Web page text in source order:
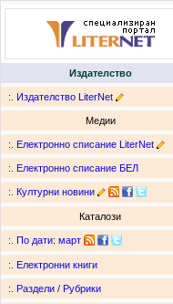
Издателство
:. Издателство LiterNet
Медии
:. Електронно списание LiterNet
:. Електронно списание БЕЛ
:. Културни новини
Каталози
:. По дати: март
:. Електронни книги
:. Раздели / Рубрики